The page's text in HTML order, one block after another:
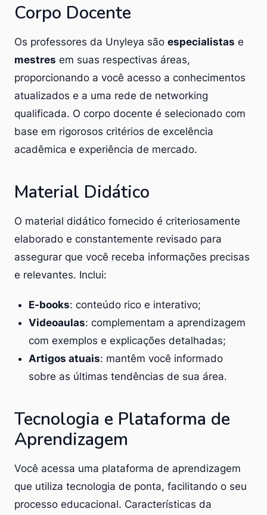
Corpo Docente
Os professores da Unyleya são especialistas e
mestres em suas respectivas áreas,
proporcionando a você acesso a conhecimentos
atualizados e a uma rede de networking
qualificada. O corpo docente é selecionado com
base em rigorosos critérios de excelência
acadêmica e experiência de mercado.
Material Didático
O material didático fornecido é criteriosamente
elaborado e constantemente revisado para
assegurar que você receba informações precisas
e relevantes. Inclui:
E-books: conteúdo rico e interativo;
Videoaulas: complementam a aprendizagem
com exemplos e explicações detalhadas;
Artigos atuais: mantêm você informado
sobre as últimas tendências de sua área.
Tecnologia e Plataforma de
Aprendizagem
Você acessa uma plataforma de aprendizagem
que utiliza tecnologia de ponta, facilitando o seu
processo educacional. Características da